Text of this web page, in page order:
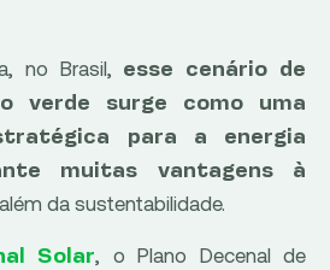
no Brasil, esse cenário de
verde surge como uma
para a energia
muitas vantagens à
da sustentabilidade.
Solar , o Plano Decenal de